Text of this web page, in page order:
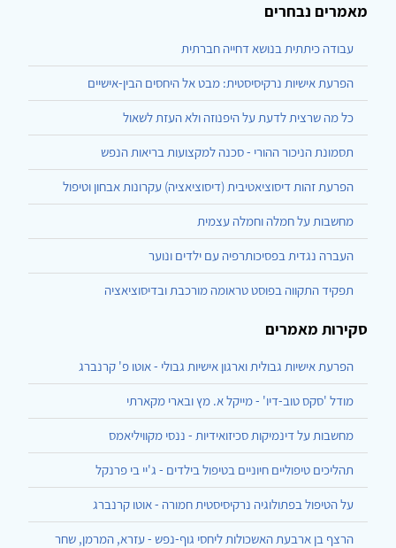
מאמרים נבחרים
עבודה כיתתית בנושא דחייה חברתית
הפרעת אישיות נרקיסיסטית: מבט אל היחסים הבין-אישיים
כל מה שרצית לדעת על היפנוזה ולא העזת לשאול
תסמונת הניכור ההורי - סכנה למקצועות בריאות הנפש
הפרעת זהות דיסוציאטיבית (דיסוציאציה) עקרונות אבחון וטיפול
מחשבות על חמלה וחמלה עצמית
העברה נגדית בפסיכותרפיה עם ילדים ונוער
תפקיד התקווה בפוסט טראומה מורכבת ובדיסוציאציה
סקירות מאמרים
הפרעת אישיות גבולית וארגון אישיות גבולי - אוטו פ' קרנברג
מודל 'סקס טוב-דיו' - מייקל א. מץ ובארי מקארתי
מחשבות על דינמיקות סכיזואידיות - ננסי מקוויליאמס
תהליכים טיפוליים חיוניים בטיפול בילדים - ג'יי בי פרנקל
על הטיפול בפתולוגיה נרקיסיסטית חמורה - אוטו קרנברג
הרצף בן ארבעת האשכולות ליחסי גוף-נפש - עזרא, המרמן, שחר